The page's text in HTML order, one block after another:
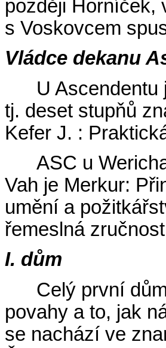
později Horníček,
s Voskovcem
Vládce dekanu
U
tj. deset stupňů
Kefer J. :
ASC u
Vah je Merkur:
umění a
řemeslná
I. dům
Celý první
povahy a to, jak
se nachází ve